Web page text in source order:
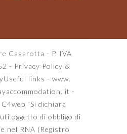
Casarotta - P. IVA
- Privacy Policy &
Useful links - www.
it -
"Si dichiara
oggetto di obbligo di
nel RNA (Registro